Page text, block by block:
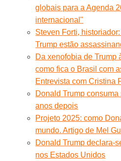
globais para a Agenda
internacional"
Steven Forti,
Trump estão
Da xenofobia de Trump
como fica o Brasil com
Entrevista com Cristina
Donald Trump
anos depois
Projeto 2025: como
mundo. Artigo de Mel
Donald Trump declara-
nos Estados Unidos